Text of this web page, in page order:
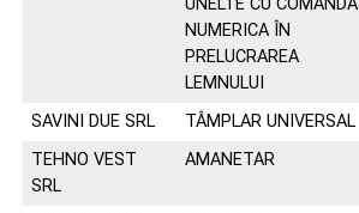
UNELTE CU COMANDA
NUMERICA ÎN
PRELUCRAREA
LEMNULUI
SAVINI DUE SRL TÂMPLAR UNIVERSAL
TEHNO VEST
SRL
AMANETAR